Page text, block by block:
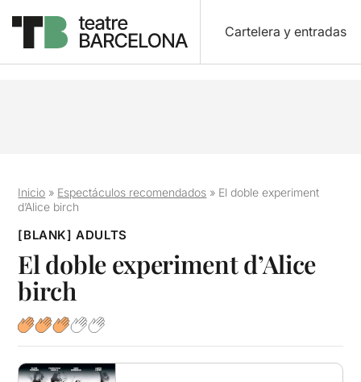
Cartelera y entradas
Inicio » Espectáculos recomendados » El doble experiment
d’Alice birch
[BLANK] ADULTS
El doble experiment d’Alice
birch